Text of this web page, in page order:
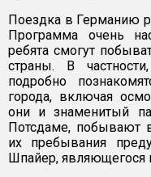
Поездка в Германию
Программа очень
ребята смогут
страны. В
подробно
города, включая
они и знаменитый
Потсдаме, побывают
их пребывания
Шпайер, являющегося